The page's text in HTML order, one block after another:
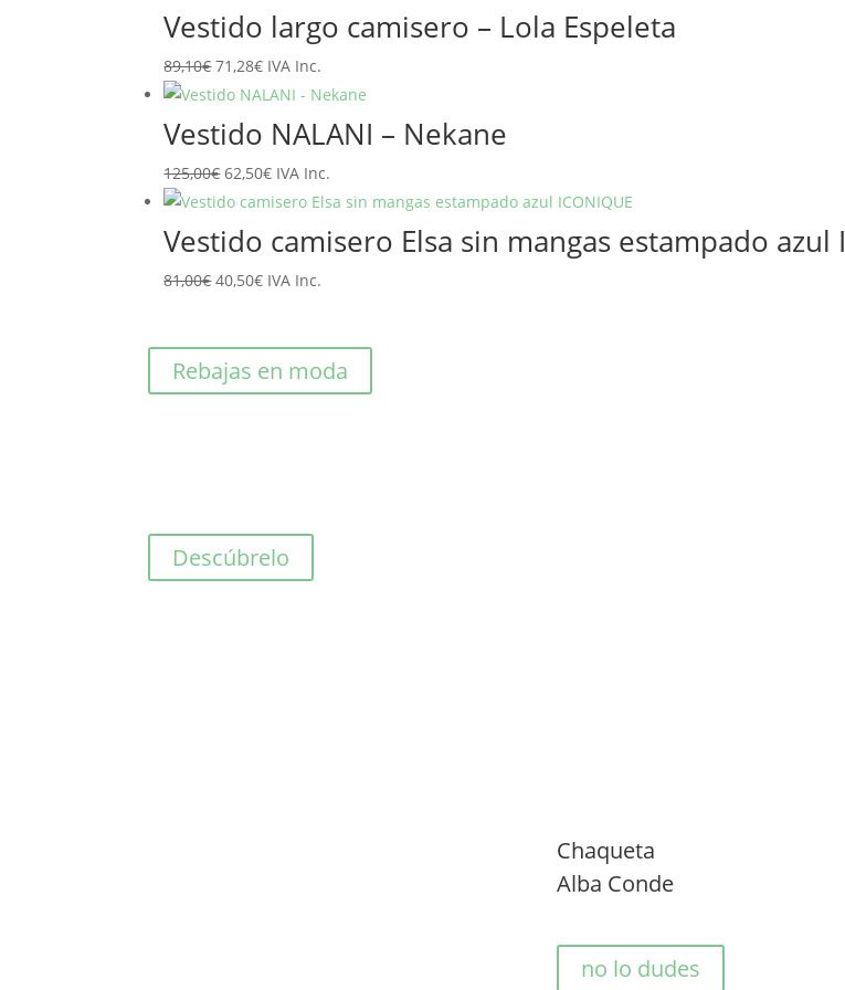
original
era:
65,95€.
actual
es:
52,76€.
Vestido largo camisero – Lola Espeleta
89,10€El
precio
original
era:
89,10€.
71,28€El
precio
actual
es:
71,28€.
IVA Inc.
Vestido NALANI – Nekane
125,00€El
precio
original
era:
125,00€.
62,50€El
precio
es:
62,50€.
IVA Inc.
Vestido camisero Elsa sin mangas estampado azul
81,00€El
era:
81,00€.
40,50€El
es:
40,50€.
IVA Inc.
Rebajas en moda
Descúbrelo
Chaqueta
Alba Conde
no lo dudes